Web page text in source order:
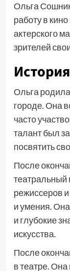
Ольга
работу в
актерского
зрителей
Ольга
городе. Она
часто
талант был
посвятить
После
театральный
режиссеров
и умения.
и глубокие
искусства.
После
в театре.